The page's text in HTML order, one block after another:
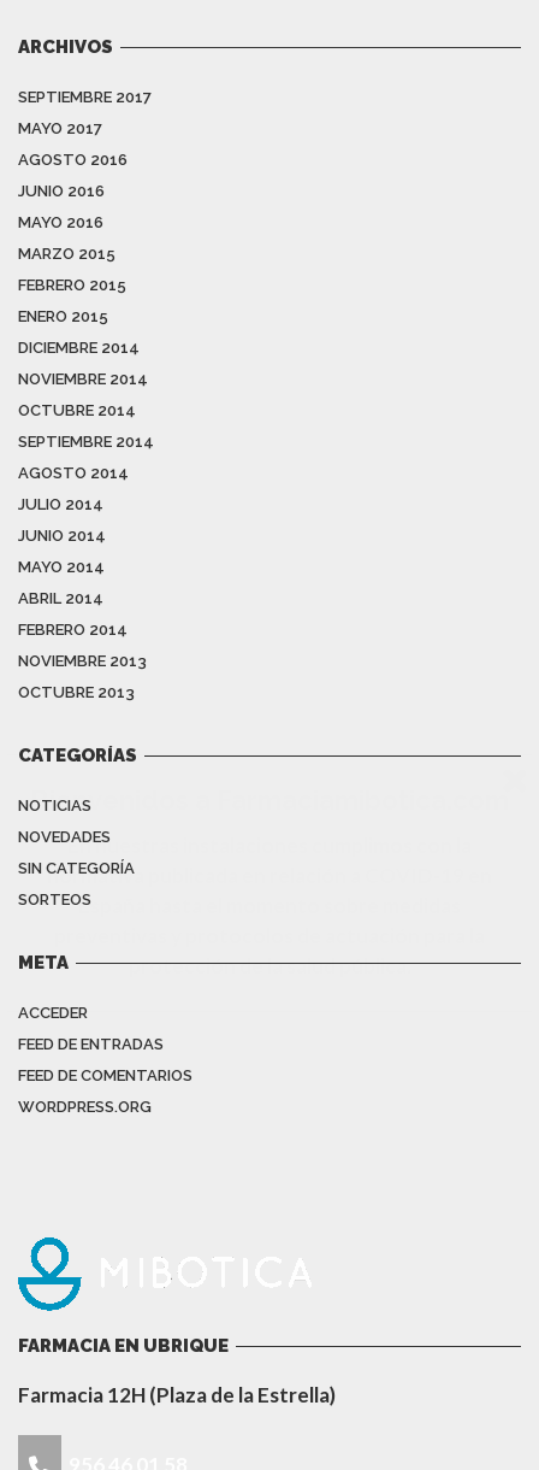
ARCHIVOS
SEPTIEMBRE 2017
MAYO 2017
AGOSTO 2016
JUNIO 2016
MAYO 2016
MARZO 2015
FEBRERO 2015
ENERO 2015
DICIEMBRE 2014
NOVIEMBRE 2014
OCTUBRE 2014
SEPTIEMBRE 2014
AGOSTO 2014
JULIO 2014
JUNIO 2014
MAYO 2014
ABRIL 2014
FEBRERO 2014
NOVIEMBRE 2013
OCTUBRE 2013
CATEGORÍAS
NOTICIAS
NOVEDADES
SIN CATEGORÍA
SORTEOS
META
ACCEDER
FEED DE ENTRADAS
FEED DE COMENTARIOS
WORDPRESS.ORG
FARMACIA EN UBRIQUE
Farmacia 12H (Plaza de la Estrella)
Bienvenidos a Farmaciamibotica.com
En nuestras instalaciones cumplimos con la
normativa publicada en relación a COVID-19
España hasta el momento sobre medidas
protección de la salud pública.